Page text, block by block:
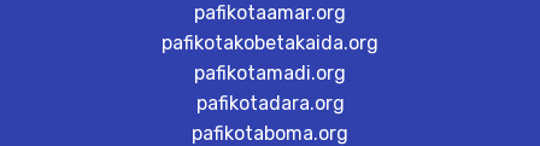
pafikotaamar.org
pafikotakobetakaida.org
pafikotamadi.org
pafikotadara.org
pafikotaboma.org